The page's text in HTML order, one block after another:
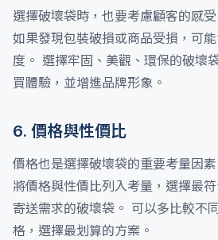
選擇破壞袋時，也要考慮顧客的感
如果發現包裝破損或商品受損，可
度。 選擇牢固、美觀、環保的破壞
買體驗，並增進品牌形象。
6. 價格與性價比
價格也是選擇破壞袋的重要考量因
將價格與性價比列入考量，選擇最
寄送需求的破壞袋。 可以多比較不
格，選擇最划算的方案。